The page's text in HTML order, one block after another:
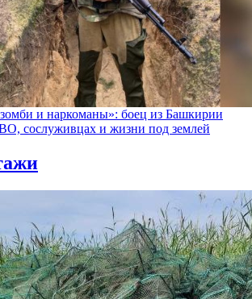
зомби и наркоманы»: боец из Башкирии
сослуживцах и жизни под землей